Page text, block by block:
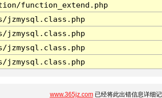
function_extend.php
jzmysql.class.php
jzmysql.class.php
jzmysql.class.php
jzmysql.class.php
www.365jz.com已经将此出错信息详细